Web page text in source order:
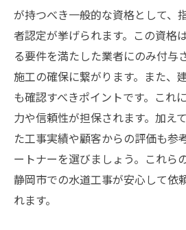
が持つべき一般的な資格として、
者認定が挙げられます。この資格
る要件を満たした業者にのみ付与
施工の確保に繋がります。また、
も確認すべきポイントです。これ
力や信頼性が担保されます。加え
た工事実績や顧客からの評価も参
ートナーを選びましょう。これら
静岡市での水道工事が安心して依
れます。